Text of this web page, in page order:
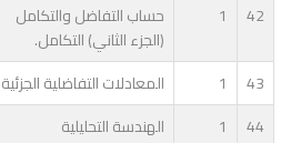
42
1
حساب التفاضل والتكامل
(الجزء الثاني) التكامل.
43
1 المعادلات التفاضلية الجزئية
44
1 الهندسة التحليلية